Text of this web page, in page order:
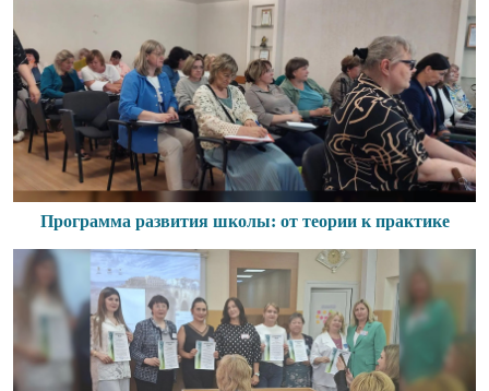
Программа развития школы: от теории к практике